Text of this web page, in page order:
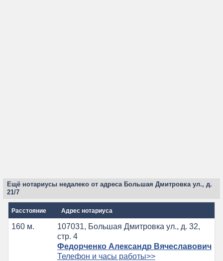
Ещё нотариусы недалеко от адреса Большая Дмитровка ул., д.
21/7
Расстояние Адрес нотариуса
160 м.
107031, Большая Дмитровка ул., д. 32,
стр. 4
Федорченко Александр Вячеславович
Телефон и часы работы>>